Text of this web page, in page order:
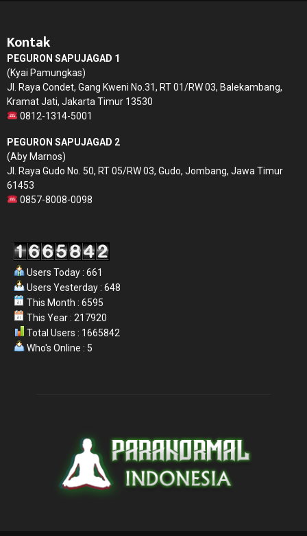
Kontak
PEGURON SAPUJAGAD 1
(Kyai Pamungkas)
Jl. Raya Condet, Gang Kweni No.31, RT 01/RW 03, Balekambang,
Kramat Jati, Jakarta Timur 13530
0812-1314-5001
PEGURON SAPUJAGAD 2
(Aby Marnos)
Jl. Raya Gudo No. 50, RT 05/RW 03, Gudo, Jombang, Jawa Timur
61453
0857-8008-0098
Users Today : 661
Users Yesterday : 648
This Month : 6595
This Year : 217920
Total Users : 1665842
Who's Online : 5